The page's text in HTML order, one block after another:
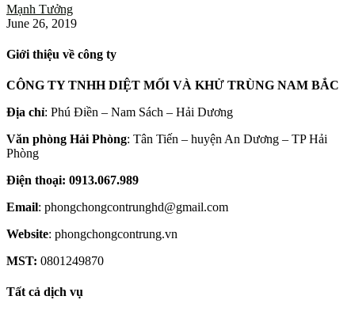
Mạnh Tưởng
June 26, 2019
Giới thiệu về công ty
CÔNG TY TNHH DIỆT MỐI VÀ KHỬ TRÙNG NAM BẮC
Địa chỉ: Phú Điền – Nam Sách – Hải Dương
Văn phòng Hải Phòng: Tân Tiến – huyện An Dương – TP Hải
Phòng
Điện thoại: 0913.067.989
Email: phongchongcontrunghd@gmail.com
Website: phongchongcontrung.vn
MST: 0801249870
Tất cả dịch vụ